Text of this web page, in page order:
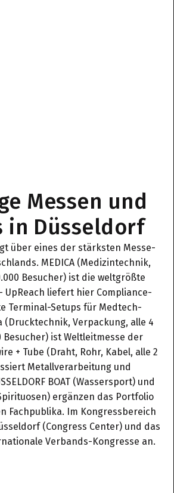
Messen und
in Düsseldorf
über eines der stärksten Messe-
MEDICA (Medizintechnik,
Besucher) ist die weltgrößte
UpReach liefert hier Compliance-
Terminal-Setups für Medtech-
(Drucktechnik, Verpackung, alle 4
Besucher) ist Weltleitmesse der
+ Tube (Draht, Rohr, Kabel, alle 2
Metallverarbeitung und
BOAT (Wassersport) und
ergänzen das Portfolio
Fachpublika. Im Kongressbereich
(Congress Center) und das
Verbands-Kongresse an.